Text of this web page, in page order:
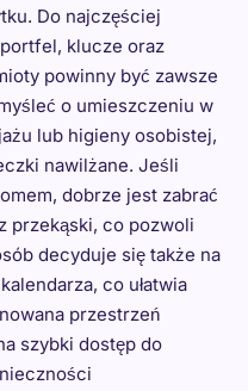
Do najczęściej
klucze oraz
powinny być zawsze
o umieszczeniu w
lub higieny osobistej,
nawilżane. Jeśli
dobrze jest zabrać
przekąski, co pozwoli
decyduje się także na
co ułatwia
przestrzeń
szybki dostęp do